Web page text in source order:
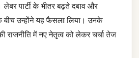
पार्टी के भीतर बढ़ते दबाव और
बीच उन्होंने यह फैसला लिया। उनके
राजनीति में नए नेतृत्व को लेकर चर्चा तेज